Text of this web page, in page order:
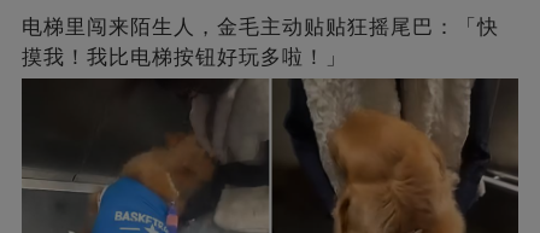
电梯里闯来陌生人，金毛主动贴贴狂摇尾巴：「快
摸我！我比电梯按钮好玩多啦！」